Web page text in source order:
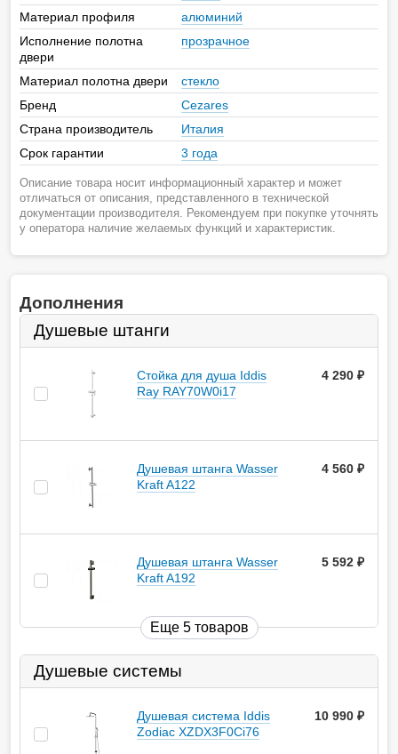
Материал профиля
алюминий
Исполнение полотна
двери
прозрачное
Материал полотна двери
стекло
Бренд
Cezares
Страна производитель
Италия
Срок гарантии
3 года
Описание товара носит информационный характер и может
отличаться от описания, представленного в технической
документации производителя. Рекомендуем при покупке уточнять
у оператора наличие желаемых функций и характеристик.
Дополнения
Душевые штанги
Стойка для душа Iddis
Ray RAY70W0i17
4 290
Душевая штанга Wasser
Kraft A122
4 560
Душевая штанга Wasser
Kraft A192
5 592
Еще 5 товаров
Душевые системы
Душевая система Iddis
Zodiac XZDX3F0Ci76
10 990